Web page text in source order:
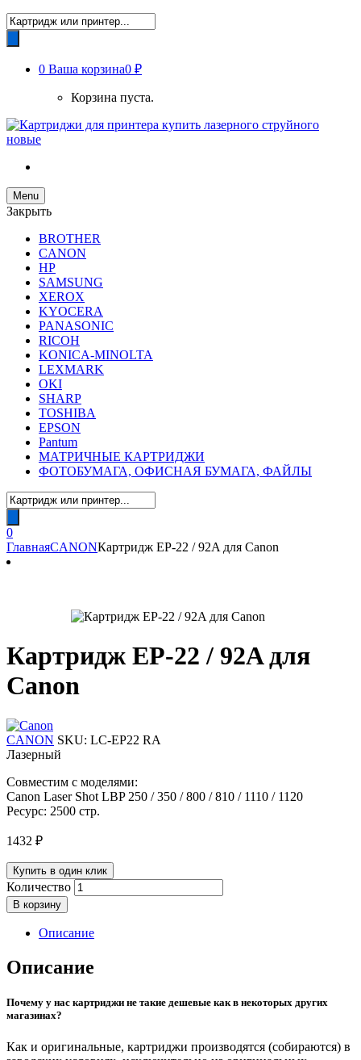
Поиск
товаров
0 Ваша корзина0 ₽
Корзина пуста.
Menu
Закрыть
BROTHER
CANON
HP
SAMSUNG
XEROX
KYOCERA
PANASONIC
RICOH
KONICA-MINOLTA
LEXMARK
OKI
SHARP
TOSHIBA
EPSON
Pantum
МАТРИЧНЫЕ КАРТРИДЖИ
ФОТОБУМАГА, ОФИСНАЯ БУМАГА, ФАЙЛЫ
Поиск
товаров
0
ГлавнаяCANONКартридж EP-22 / 92A для Canon
Картридж EP-22 / 92A для
Canon
CANON SKU: LC-EP22 RA
Лазерный
Совместим с моделями:
Canon Laser Shot LBP 250 / 350 / 800 / 810 / 1110 / 1120
Ресурс: 2500 стр.
1432 ₽
Купить в один клик
Количество
В корзину
Описание
Описание
Почему у нас картриджи не такие дешевые как в некоторых других
магазинах?
Как и оригинальные, картриджи производятся (собираются) в